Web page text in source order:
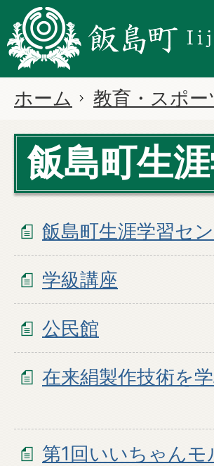
ホーム 教育・スポー
飯島町生
飯島町生涯学習セ
学級講座
公民館
在来絹製作技術を
第1回いいちゃんモ